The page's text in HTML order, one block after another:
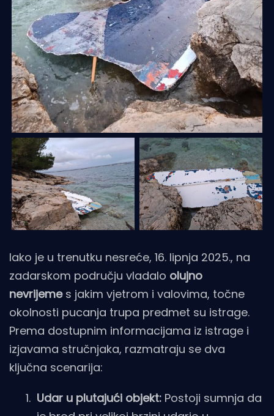
Iako je u trenutku nesreće, 16. lipnja 2025., na
zadarskom području vladalo olujno
nevrijemes jakim vjetrom i valovima, točne
okolnosti pucanja trupa predmet su istrage.
Prema dostupnim informacijama iz istrage i
izjavama stručnjaka, razmatraju se dva
ključna scenarija:
Udar u plutajući objekt: Postoji sumnja da